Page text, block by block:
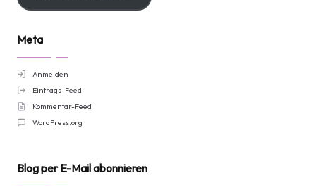
Meta
Anmelden
Eintrags-Feed
Kommentar-Feed
WordPress.org
Blog per E-Mail abonnieren